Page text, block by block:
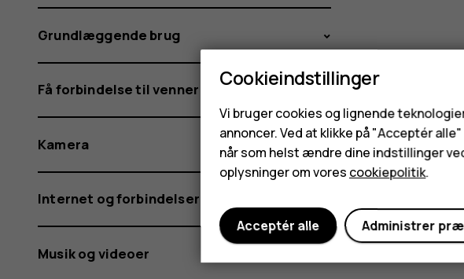
Grundlæggende brug
Få forbindelse til venner og familie
Kamera
Internet og forbindelser
Musik og videoer
Cookieindstillinger
Vi bruger cookies og lignende
annoncer. Ved at klikke på "Acceptér
når som helst ændre dine indstillinger
oplysninger om vores cookiepolitik.
Administrer
Acceptér alle